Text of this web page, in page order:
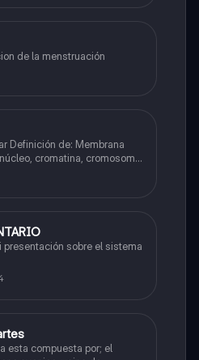
de la menstruación
cromatina, cromosoma
presentación sobre el sistema
esta compuesta por; el